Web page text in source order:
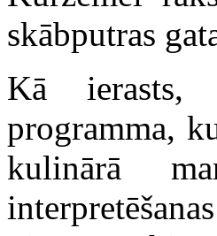
skābputras
Kā ierasts,
programma,
kulinārā